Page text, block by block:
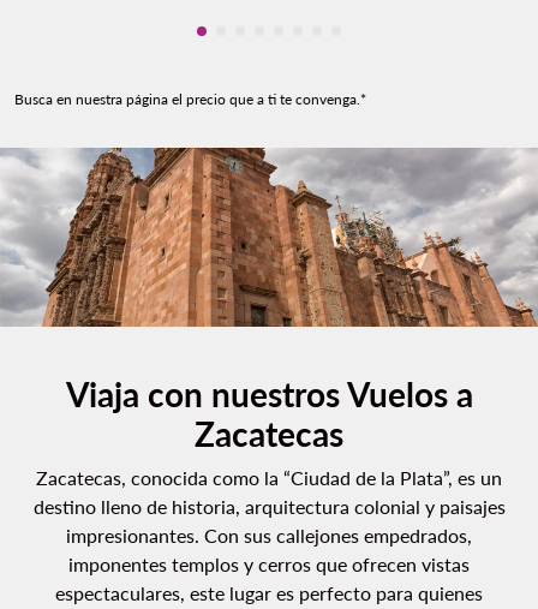
Mostrando cmp-pagination-
Busca en nuestra página el precio que a ti te convenga.*
Viaja con nuestros Vuelos a
Zacatecas
Zacatecas, conocida como la “Ciudad de la Plata”, es un
destino lleno de historia, arquitectura colonial y paisajes
impresionantes. Con sus callejones empedrados,
imponentes templos y cerros que ofrecen vistas
espectaculares, este lugar es perfecto para quienes